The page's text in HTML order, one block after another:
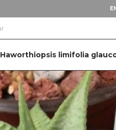
Haworthiopsis limifolia